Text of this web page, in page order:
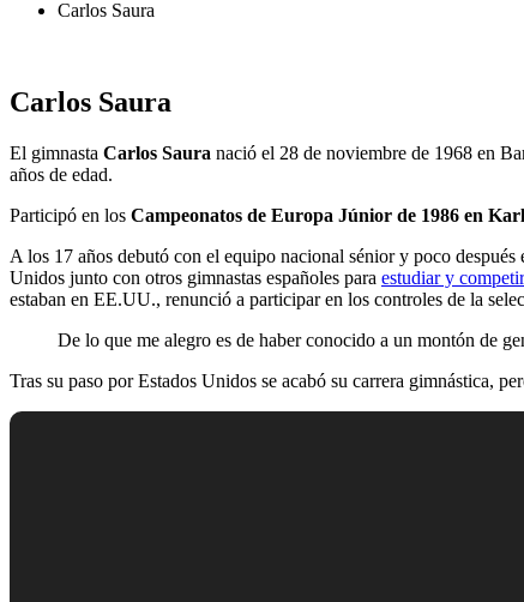
Carlos Saura
Carlos Saura
El gimnasta Carlos Saura nació el 28 de noviembre de 1968 en
años de edad.
Participó en los Campeonatos de Europa Júnior de 1986 en
A los 17 años debutó con el equipo nacional sénior y poco
Unidos junto con otros gimnastas españoles para estudiar y
estaban en EE.UU., renunció a participar en los controles de la
De lo que me alegro es de haber conocido a un montón de
Tras su paso por Estados Unidos se acabó su carrera gimnástica,